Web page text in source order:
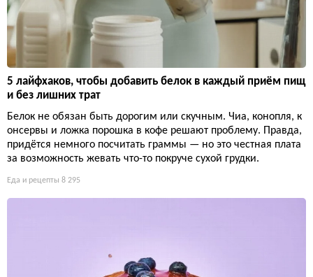
5 лайфхаков, чтобы добавить белок в каждый приём пищ
и без лишних трат
Белок не обязан быть дорогим или скучным. Чиа, конопля, к
онсервы и ложка порошка в кофе решают проблему. Правда,
придётся немного посчитать граммы — но это честная плата
за возможность жевать что-то покруче сухой грудки.
Еда и рецепты 8 295